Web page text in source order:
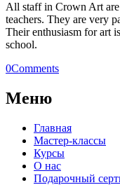
All staff in Crown Art
teachers. They are very
Their enthusiasm for art
school.
0Comments
Меню
Главная
Мастер-классы
Курсы
О нас
Подарочный